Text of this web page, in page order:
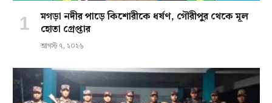
মগড়া নদীর পাড়ে কিশোরীকে ধর্ষণ, গৌরীপুর থেকে মূল
হোতা গ্রেপ্তার
আগস্ট ৭, ২০২৬